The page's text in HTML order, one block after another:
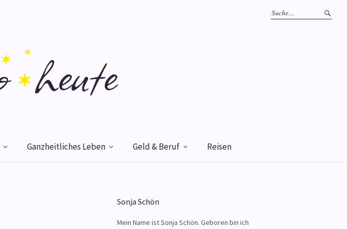
Ganzheitliches Leben Geld & Beruf Reisen
Sonja Schön
Mein Name ist Sonja Schön. Geboren bin ich